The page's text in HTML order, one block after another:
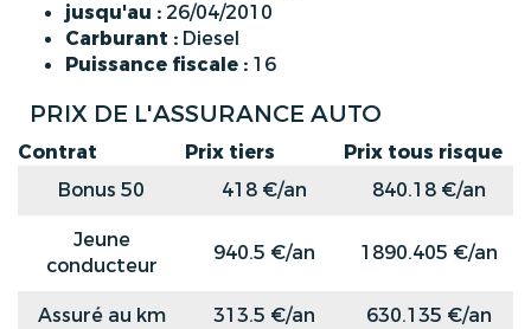
jusqu'au : 26/04/2010
Carburant : Diesel
Puissance fiscale : 16
PRIX DE L'ASSURANCE AUTO
Contrat Prix tiers
Prix tous risque
Bonus 50
418 €/an
840.18 €/an
Jeune
conducteur
940.5 €/an 1890.405 €/an
Assuré au km 313.5 €/an 630.135 €/an